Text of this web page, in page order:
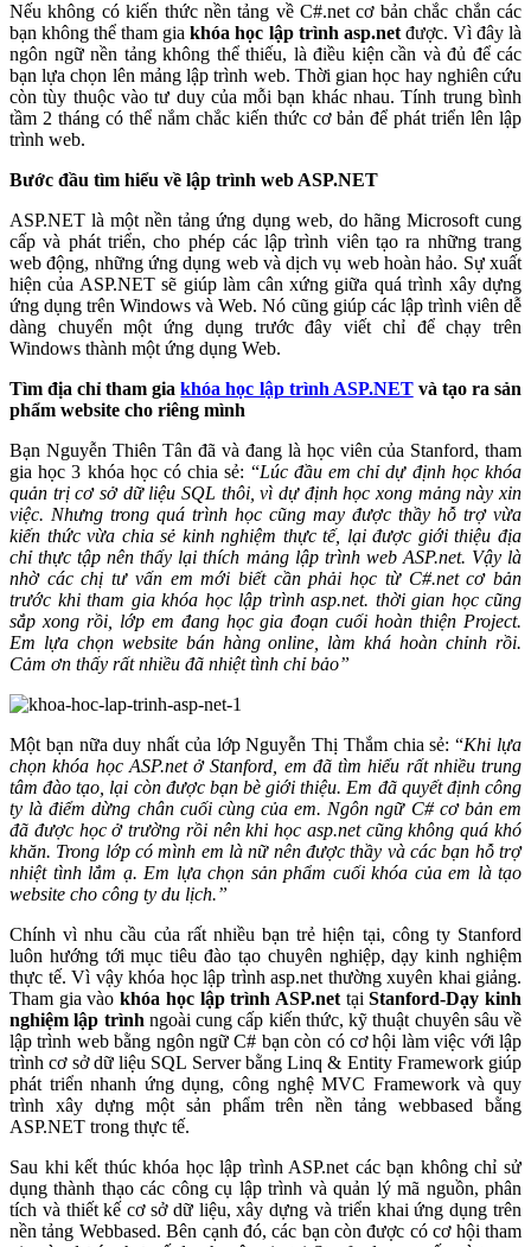
Nếu không có kiến thức nền tảng về C#.net cơ bản chắc chắn các
bạn không thể tham giakhóa học lập trình asp.netđược. Vì đây là
ngôn ngữ nền tảng không thể thiếu, là điều kiện cần và đủ để các
bạn lựa chọn lên mảng lập trình web. Thời gian học hay nghiên cứu
còn tùy thuộc vào tư duy của mỗi bạn khác nhau. Tính trung bình
tầm 2 tháng có thể nắm chắc kiến thức cơ bản để phát triển lên lập
trình web.
Bước đầu tìm hiểu về lập trình web ASP.NET
ASP.NET là một nền tảng ứng dụng web, do hãng Microsoft cung
cấp và phát triển, cho phép các lập trình viên tạo ra những trang
web động, những ứng dụng web và dịch vụ web hoàn hảo. Sự xuất
hiện của ASP.NET sẽ giúp làm cân xứng giữa quá trình xây dựng
ứng dụng trên Windows và Web. Nó cũng giúp các lập trình viên dễ
dàng chuyển một ứng dụng trước đây viết chỉ để chạy trên
Windows thành một ứng dụng Web.
Tìm địa chỉ tham giakhóa học lập trình ASP.NETvà tạo ra sản
phẩm website cho riêng mình
Bạn Nguyễn Thiên Tân đã và đang là học viên của Stanford, tham
gia học 3 khóa học có chia sẻ: “Lúc đầu em chỉ dự định học khóa
quản trị cơ sở dữ liệu SQL thôi, vì dự định học xong mảng này xin
việc. Nhưng trong quá trình học cũng may được thầy hỗ trợ vừa
kiến thức vừa chia sẻ kinh nghiệm thực tế, lại được giới thiệu địa
chỉ thực tập nên thấy lại thích mảng lập trình web ASP.net. Vậy là
nhờ các chị tư vấn em mới biết cần phải học từ C#.net cơ bản
trước khi tham gia khóa học lập trình asp.net. thời gian học cũng
sắp xong rồi, lớp em đang học gia đoạn cuối hoàn thiện Project.
Em lựa chọn website bán hàng online, làm khá hoàn chỉnh rồi.
Cảm ơn thấy rất nhiều đã nhiệt tình chỉ bảo”
Một bạn nữa duy nhất của lớp Nguyễn Thị Thắm chia sẻ: “Khi lựa
chọn khóa học ASP.net ở Stanford, em đã tìm hiểu rất nhiều trung
tâm đào tạo, lại còn được bạn bè giới thiệu. Em đã quyết định công
ty là điểm dừng chân cuối cùng của em. Ngôn ngữ C# cơ bản em
đã được học ở trường rồi nên khi học asp.net cũng không quá khó
khăn. Trong lớp có mình em là nữ nên được thầy và các bạn hỗ trợ
nhiệt tình lắm ạ. Em lựa chọn sản phẩm cuối khóa của em là tạo
website cho công ty du lịch.”
Chính vì nhu cầu của rất nhiều bạn trẻ hiện tại, công ty Stanford
luôn hướng tới mục tiêu đào tạo chuyên nghiệp, dạy kinh nghiệm
thực tế. Vì vậy khóa học lập trình asp.net thường xuyên khai giảng.
Tham gia vàokhóa học lập trình ASP.net tạiStanford-Dạy kinh
nghiệm lập trình ngoài cung cấp kiến thức, kỹ thuật chuyên sâu về
lập trình web bằng ngôn ngữ C# bạn còn có cơ hội làm việc với lập
trình cơ sở dữ liệu SQL Server bằng Linq & Entity Framework giúp
phát triển nhanh ứng dụng, công nghệ MVC Framework và quy
trình xây dựng một sản phẩm trên nền tảng webbased bằng
ASP.NET trong thực tế.
Sau khi kết thúc khóa học lập trình ASP.net các bạn không chỉ sử
dụng thành thạo các công cụ lập trình và quản lý mã nguồn, phân
tích và thiết kế cơ sở dữ liệu, xây dựng và triển khai ứng dụng trên
nền tảng Webbased. Bên cạnh đó, các bạn còn được có cơ hội tham